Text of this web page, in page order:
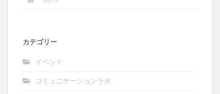
カテゴリー
イベント
コミュニケーションラボ